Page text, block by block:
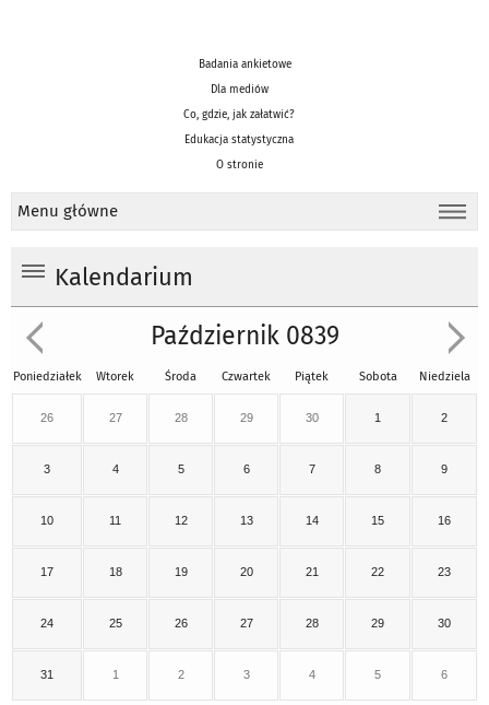
Badania ankietowe
Dla mediów
Co, gdzie, jak załatwić?
Edukacja statystyczna
O stronie
Menu główne
Kalendarium
Październik 0839
Poniedziałek Wtorek Środa Czwartek Piątek Sobota Niedziela
26 27 28 29 30 1 2
3 4 5 6 7 8 9
10 11 12 13 14 15 16
17 18 19 20 21 22 23
24 25 26 27 28 29 30
31 1 2 3 4 5 6